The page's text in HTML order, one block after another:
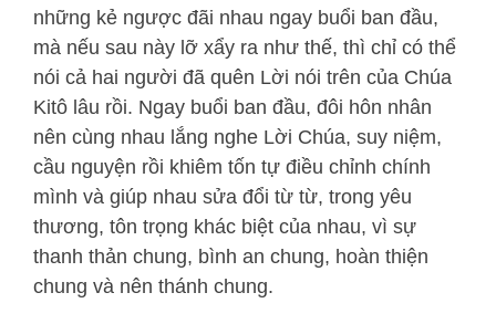
những kẻ ngược đãi nhau ngay buổi ban đầu,
mà nếu sau này lỡ xẩy ra như thế, thì chỉ có thể
nói cả hai người đã quên Lời nói trên của Chúa
Kitô lâu rồi. Ngay buổi ban đầu, đôi hôn nhân
nên cùng nhau lắng nghe Lời Chúa, suy niệm,
cầu nguyện rồi khiêm tốn tự điều chỉnh chính
mình và giúp nhau sửa đổi từ từ, trong yêu
thương, tôn trọng khác biệt của nhau, vì sự
thanh thản chung, bình an chung, hoàn thiện
chung và nên thánh chung.